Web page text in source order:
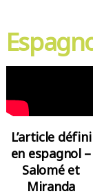
L’article défini
en espagnol –
Salomé et
Miranda